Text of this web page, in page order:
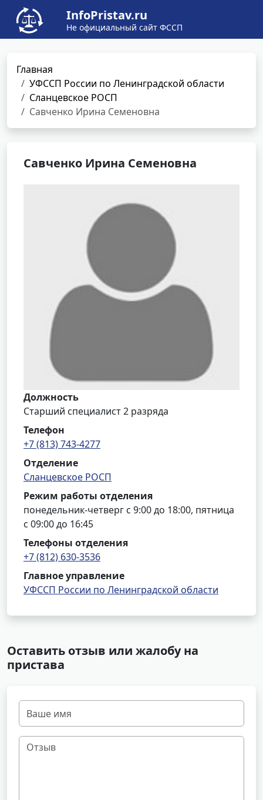
InfoPristav.ru
Не официальный сайт ФССП
Главная
УФССП России по Ленинградской области
Сланцевское РОСП
Савченко Ирина Семеновна
Савченко Ирина Семеновна
Должность
Старший специалист 2 разряда
Телефон
+7 (813) 743-4277
Отделение
Сланцевское РОСП
Режим работы отделения
понедельник-четверг с 9:00 до 18:00, пятница
с 09:00 до 16:45
Телефоны отделения
+7 (812) 630-3536
Главное управление
УФССП России по Ленинградской области
Оставить отзыв или жалобу на
пристава